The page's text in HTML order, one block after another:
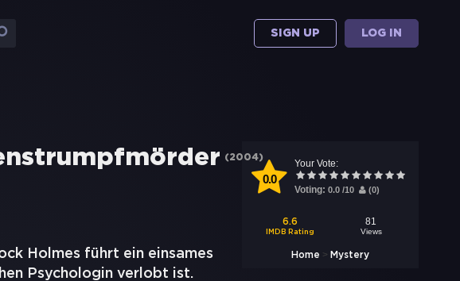
SIGN UP LOG IN
0.0
Your Vote:
Voting: 0.0 /10 (0)
6.6
IMDB Rating
81
Views
Home > Mystery
(2004)
Holmes führt ein einsames
Psychologin verlobt ist.